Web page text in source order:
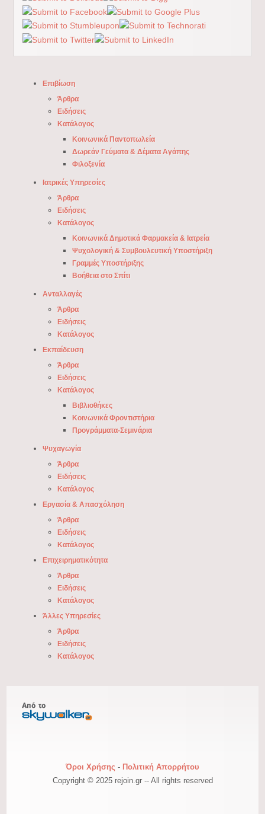
Επιβίωση
Άρθρα
Ειδήσεις
Κατάλογος
Κοινωνικά Παντοπωλεία
Δωρεάν Γεύματα & Δέματα Αγάπης
Φιλοξενία
Ιατρικές Υπηρεσίες
Άρθρα
Ειδήσεις
Κατάλογος
Κοινωνικά Δημοτικά Φαρμακεία & Ιατρεία
Ψυχολογική & Συμβουλευτική Υποστήριξη
Γραμμές Υποστήριξης
Βοήθεια στο Σπίτι
Ανταλλαγές
Άρθρα
Ειδήσεις
Κατάλογος
Εκπαίδευση
Άρθρα
Ειδήσεις
Κατάλογος
Βιβλιοθήκες
Κοινωνικά Φροντιστήρια
Προγράμματα-Σεμινάρια
Ψυχαγωγία
Άρθρα
Ειδήσεις
Κατάλογος
Εργασία & Απασχόληση
Άρθρα
Ειδήσεις
Κατάλογος
Επιχειρηματικότητα
Άρθρα
Ειδήσεις
Κατάλογος
Άλλες Υπηρεσίες
Άρθρα
Ειδήσεις
Κατάλογος
Όροι Χρήσης - Πολιτική Απορρήτου
Copyright © 2025 rejoin.gr -- All rights reserved